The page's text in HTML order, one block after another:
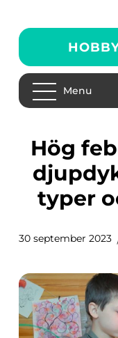
Menu
Hög feber hos barn: En
typer
30 september 2023